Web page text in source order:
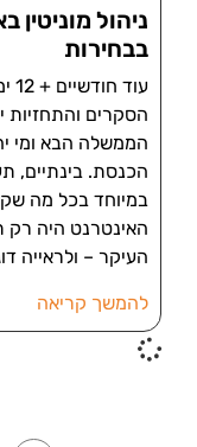
ניהול
בבחירות
הסקרים והתחזיות
הכנסת. בינתיים,
האינטרנט היה רק
העיקר – ולראייה
להמשך קריאה